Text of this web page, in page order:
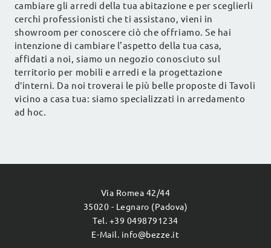
cambiare gli arredi della tua abitazione e per sceglierli
cerchi professionisti che ti assistano, vieni in
showroom per conoscere ciò che offriamo. Se hai
intenzione di cambiare l'aspetto della tua casa,
affidati a noi, siamo un negozio conosciuto sul
territorio per mobili e arredi e la progettazione
d’interni. Da noi troverai le più belle proposte di Tavoli
vicino a casa tua: siamo specializzati in arredamento
ad hoc.
Via Romea 42/44
35020 - Legnaro (Padova)
Tel. +39 0498791234
E-Mail. info@bezze.it